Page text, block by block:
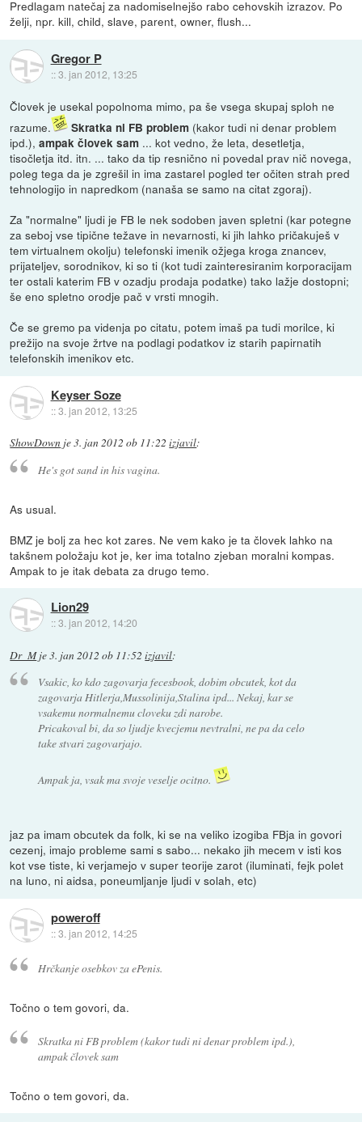
Predlagam natečaj za nadomiselnejšo rabo cehovskih izrazov. Po
želji, npr. kill, child, slave, parent, owner, flush...
Gregor P
::3. jan 2012, 13:25
Človek je usekal popolnoma mimo, pa še vsega skupaj sploh ne
razume.
Skratka ni FB problem (kakor tudi ni denar problem
ipd.),ampak človek sam ... kot vedno, že leta, desetletja,
tisočletja itd. itn. ... tako da tip resnično ni povedal prav nič novega,
poleg tega da je zgrešil in ima zastarel pogled ter očiten strah pred
tehnologijo in napredkom (nanaša se samo na citat zgoraj).
Za "normalne" ljudi je FB le nek sodoben javen spletni (kar potegne
za seboj vse tipične težave in nevarnosti, ki jih lahko pričakuješ v
tem virtualnem okolju) telefonski imenik ožjega kroga znancev,
prijateljev, sorodnikov, ki so ti (kot tudi zainteresiranim korporacijam
ter ostali katerim FB v ozadju prodaja podatke) tako lažje dostopni;
še eno spletno orodje pač v vrsti mnogih.
Če se gremo pa videnja po citatu, potem imaš pa tudi morilce, ki
prežijo na svoje žrtve na podlagi podatkov iz starih papirnatih
telefonskih imenikov etc.
Keyser Soze
::3. jan 2012, 13:25
ShowDown je3. jan 2012 ob 11:22 izjavil:
He's got sand in his vagina.
As usual.
BMZ je bolj za hec kot zares. Ne vem kako je ta človek lahko na
takšnem položaju kot je, ker ima totalno zjeban moralni kompas.
Ampak to je itak debata za drugo temo.
Lion29
::3. jan 2012, 14:20
Dr_Mje3. jan 2012 ob 11:52 izjavil:
Vsakic, ko kdo zagovarja fecesbook, dobim obcutek, kot da
zagovarja Hitlerja,Mussolinija,Stalina ipd... Nekaj, kar se
vsakemu normalnemu cloveku zdi narobe.
Pricakoval bi, da so ljudje kvecjemu nevtralni, ne pa da celo
take stvari zagovarjajo.
Ampak ja, vsak ma svoje veselje ocitno.
jaz pa imam obcutek da folk, ki se na veliko izogiba FBja in govori
cezenj, imajo probleme sami s sabo... nekako jih mecem v isti kos
kot vse tiste, ki verjamejo v super teorije zarot (iluminati, fejk polet
na luno, ni aidsa, poneumljanje ljudi v solah, etc)
poweroff
::3. jan 2012, 14:25
Hrčkanje osebkov za ePenis.
Točno o tem govori, da.
Skratka ni FB problem (kakor tudi ni denar problem ipd.),
ampak človek sam
Točno o tem govori, da.